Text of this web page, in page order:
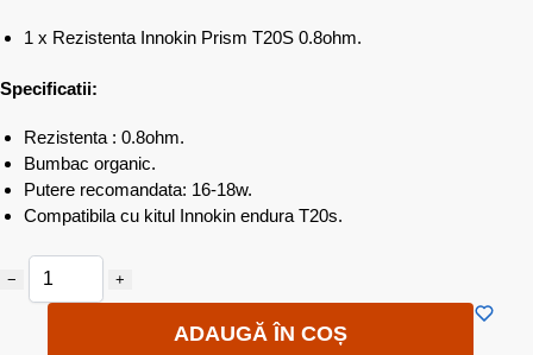
1 x Rezistenta Innokin Prism T20S 0.8ohm.
Specificatii:
Rezistenta : 0.8ohm.
Bumbac organic.
Putere recomandata: 16-18w.
Compatibila cu kitul Innokin endura T20s.
− +
ADAUGĂ ÎN COȘ